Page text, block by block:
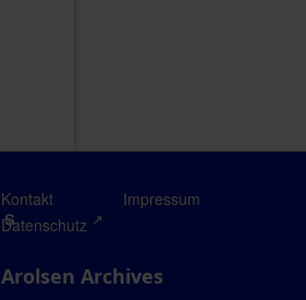
Kontakt
Impressum
Datenschutz
Arolsen Archives